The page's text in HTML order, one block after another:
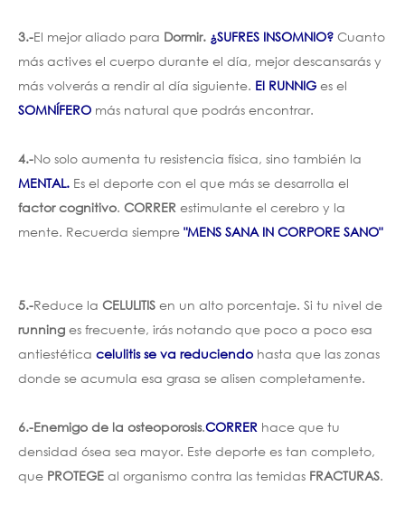
3.-El mejor aliado para Dormir. ¿SUFRES INSOMNIO? Cuanto
más actives el cuerpo durante el día, mejor descansarás y
más volverás a rendir al día siguiente. El RUNNIG es el
SOMNÍFERO más natural que podrás encontrar.
4.-No solo aumenta tu resistencia física, sino también la
MENTAL. Es el deporte con el que más se desarrolla el
factor cognitivo. CORRER estimulante el cerebro y la
mente. Recuerda siempre "MENS SANA IN CORPORE SANO"
5.-Reduce la CELULITIS en un alto porcentaje. Si tu nivel de
running es frecuente, irás notando que poco a poco esa
antiestética celulitis se va reduciendo hasta que las zonas
donde se acumula esa grasa se alisen completamente.
6.-Enemigo de la osteoporosis.CORRER hace que tu
densidad ósea sea mayor. Este deporte es tan completo,
que PROTEGE al organismo contra las temidas FRACTURAS.